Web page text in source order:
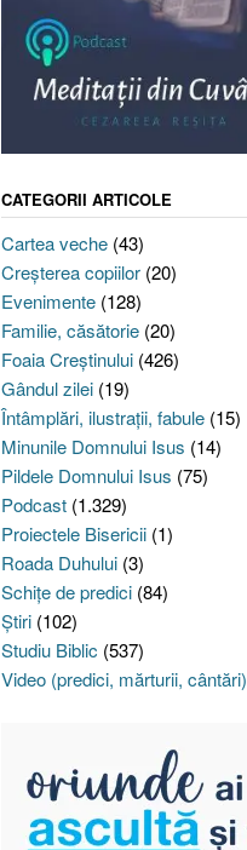
CATEGORII ARTICOLE
Cartea veche(43)
Creşterea copiilor(20)
Evenimente(128)
Familie, căsătorie(20)
Foaia Creştinului(426)
Gândul zilei(19)
Întâmplări, ilustraţii, fabule(15)
Minunile Domnului Isus (14)
Pildele Domnului Isus (75)
Podcast(1.329)
Proiectele Bisericii(1)
Roada Duhului(3)
Schiţe de predici(84)
Ştiri(102)
Studiu Biblic (537)
Video (predici, mărturii, cântări)